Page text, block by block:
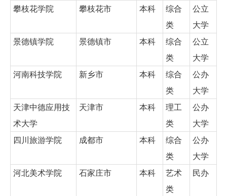
攀枝花学院 攀枝花市 本科
综合
类
公立
大学
景德镇学院
景德镇市 本科
综合
类
公立
大学
河南科技学院
新乡市 本科
综合
类
公办
大学
天津中德应用技
术大学
天津市 本科
理工
类
公办
大学
四川旅游学院
成都市 本科
综合
类
公办
大学
河北美术学院
石家庄市 本科
艺术
类
民办